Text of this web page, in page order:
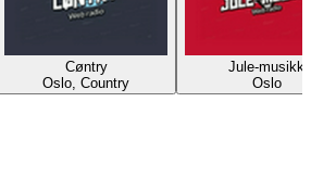
Cøntry
Oslo, Country
Jule-musikk
Oslo